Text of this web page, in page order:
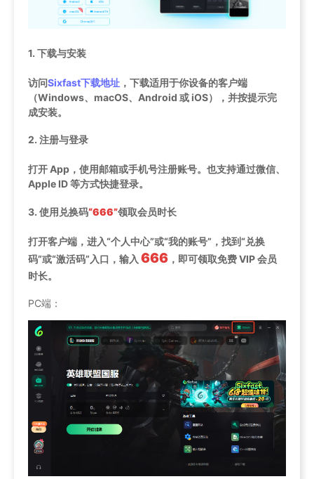
1. 下载与安装
访问Sixfast下载地址 ，下载适用于你设备的客户端
（Windows、macOS、Android 或 iOS），并按提示完
成安装。
2. 注册与登录
打开 App，使用邮箱或手机号注册账号。也支持通过微信、
Apple ID 等方式快捷登录。
3. 使用兑换码“666”领取会员时长
打开客户端，进入“个人中心”或“我的账号”，找到“兑换
码”或“激活码”入口，输入 666 ，即可领取免费 VIP 会员
时长。
PC端：